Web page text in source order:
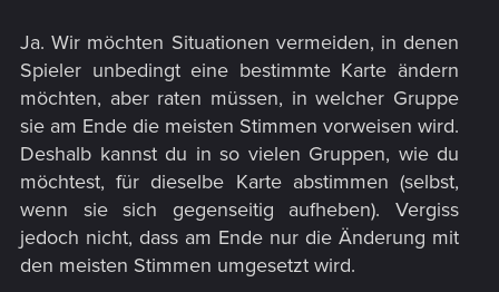
Ja. Wir möchten Situationen vermeiden, in denen
Spieler unbedingt eine bestimmte Karte ändern
möchten, aber raten müssen, in welcher Gruppe
sie am Ende die meisten Stimmen vorweisen wird.
Deshalb kannst du in so vielen Gruppen, wie du
möchtest, für dieselbe Karte abstimmen (selbst,
wenn sie sich gegenseitig aufheben). Vergiss
jedoch nicht, dass am Ende nur die Änderung mit
den meisten Stimmen umgesetzt wird.​